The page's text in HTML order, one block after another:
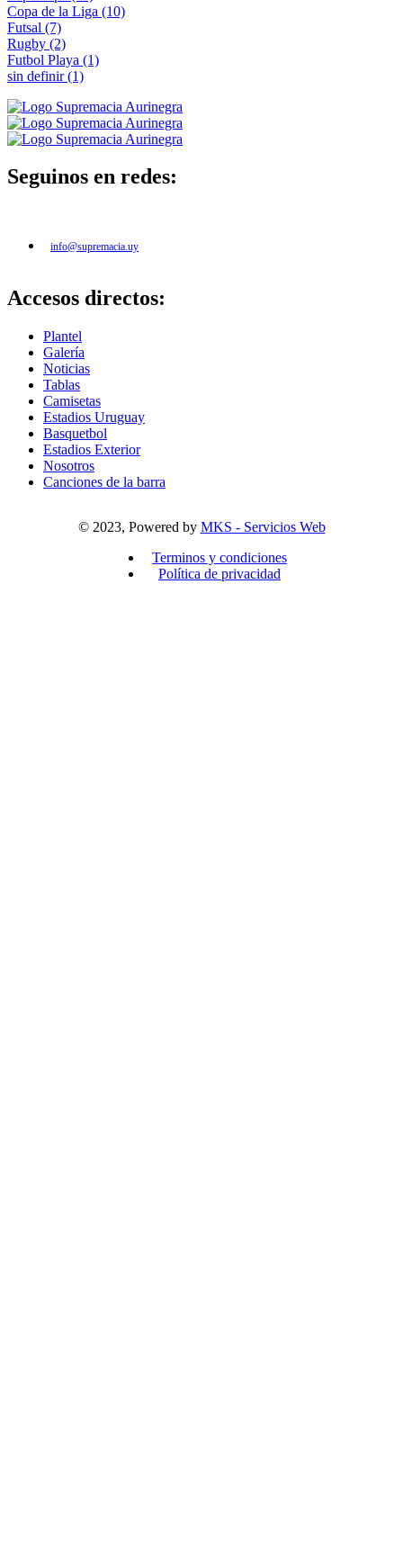
Copa de la Liga (10)
Futsal (7)
Rugby (2)
Futbol Playa (1)
sin definir(1)
Seguinos en redes:
info@supremacia.uy
Accesos directos:
Plantel
Galería
Noticias
Tablas
Camisetas
Estadios Uruguay
Basquetbol
Estadios Exterior
Nosotros
Canciones de la barra
© 2023, Powered by MKS - Servicios Web
Terminos y condiciones
Política de privacidad